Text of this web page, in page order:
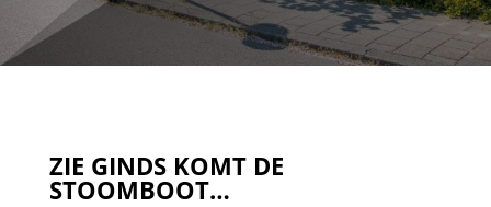
ZIE GINDS KOMT DE
STOOMBOOT…